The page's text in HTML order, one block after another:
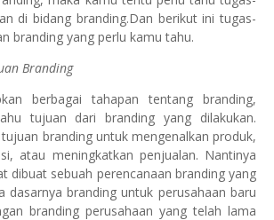
di bidang branding.Dan berikut ini tugas-
branding yang perlu kamu tahu.
Branding
berbagai tahapan tentang branding,
tujuan dari branding yang dilakukan.
branding untuk mengenalkan produk,
atau meningkatkan penjualan. Nantinya
dibuat sebuah perencanaan branding yang
dasarnya branding untuk perusahaan baru
branding perusahaan yang telah lama